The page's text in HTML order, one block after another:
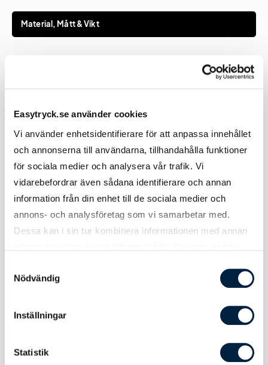
Easytryck.se använder cookies
Vi använder enhetsidentifierare för att anpassa innehållet
och annonserna till användarna, tillhandahålla funktioner
för sociala medier och analysera vår trafik. Vi
vidarebefordrar även sådana identifierare och annan
information från din enhet till de sociala medier och
annons- och analysföretag som vi samarbetar med.
Dessa kan i sin tur kombinera informationen med annan
Nödvändig
Inställningar
Statistik
Material, Mått & Vikt
Pongee polyester, glasfiber, metall
Vikt 476 gram
Tryck
Att tänka på